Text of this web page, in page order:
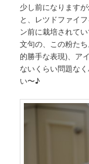
少し前になります
と、レツドファイ
ン前に栽培されて
文句の、この粉た
的勝手な表現)、ア
ないくらい問題な
い〜♪